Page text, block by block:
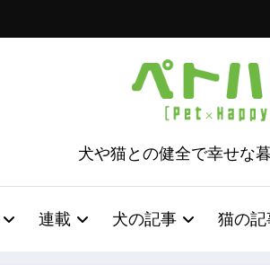
犬や猫との健全で幸せな
連載 犬の記事 猫の記